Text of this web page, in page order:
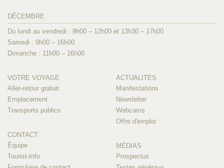
DÉCEMBRE
Du lundi au vendredi : 9h00 – 12h00 et 13h30 – 17h00
Samedi : 9h00 – 16h00
Dimanche : 11h00 – 16h00
VOTRE VOYAGE
Aller-retour gratuit
Emplacement
Transports publics
CONTACT
Équipe
Tourist-Info
ACTUALITÉS
Manifestations
Newsletter
Webcams
Offre d'emploi
MÉDIAS
Prospectus